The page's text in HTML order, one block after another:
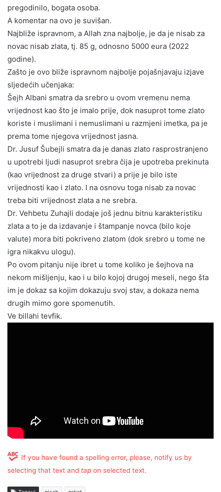
pregodinilo, bogata osoba.
A komentar na ovo je suvišan.
Najbliže ispravnom, a Allah zna najbolje, je da je nisab za
novac nisab zlata, tj. 85 g, odnosno 5000 eura (2022
godine).
Zašto je ovo bliže ispravnom najbolje pojašnjavaju izjave
sljedećih učenjaka:
Šejh Albani smatra da srebro u ovom vremenu nema
vrijednost kao što je imalo prije, dok nasuprot tome zlato
koriste i muslimani i nemuslimani u razmjeni imetka, pa je
prema tome njegova vrijednost jasna.
Dr. Jusuf Šubejli smatra da je danas zlato rasprostranjeno
u upotrebi ljudi nasuprot srebra čija je upotreba prekinuta
(kao vrijednost za druge stvari) a prije je bilo iste
vrijednosti kao i zlato. I na osnovu toga nisab za novac
treba biti vrijednost zlata a ne srebra.
Dr. Vehbetu Zuhajli dodaje još jednu bitnu karakteristiku
zlata a to je da izdavanje i štampanje novca (bilo koje
valute) mora biti pokriveno zlatom (dok srebro u tome ne
igra nikakvu ulogu).
Po ovom pitanju nije ibret u tome koliko je šejhova na
nekom mišljenju, kao i u bilo kojoj drugoj meseli, nego šta
im je dokaz sa kojim dokazuju svoj stav, a dokaza nema
drugih mimo gore spomenutih.
Ve billahi tevfik.
If you have found a spelling error, please, notify us by
selecting that text and tap on selected text.